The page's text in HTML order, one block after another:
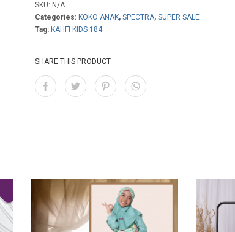
SKU: N/A
Categories: KOKO ANAK,SPECTRA,SUPER SALE
Tag: KAHFI KIDS 184
SHARE THIS PRODUCT